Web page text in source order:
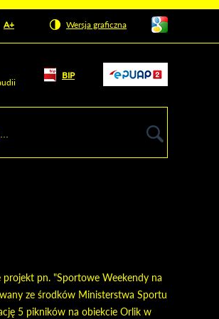
czcionkę
czcionkę
A+ powiększ czcionkęWersja graficzna
Pokaż/ukryj
listę
języków
BIPOdnośnik
pn. "Sportowe Weekendy na
ze środków Ministerstwa Sportu
5 pikników na obiekcie Orlik w